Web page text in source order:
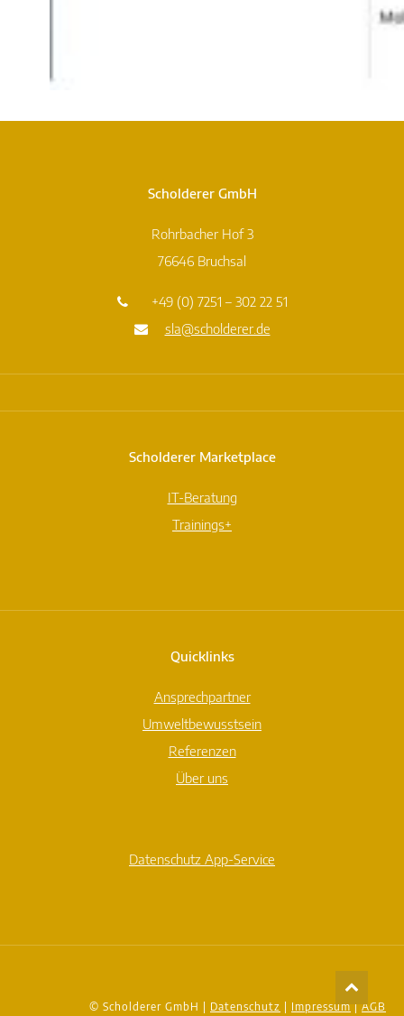
Scholderer GmbH
Rohrbacher Hof 3
76646 Bruchsal
+49 (0) 7251 – 302 22 51
sla@scholderer.de
Scholderer Marketplace
IT-Beratung
Trainings+
Quicklinks
Ansprechpartner
Umweltbewusstsein
Referenzen
Über uns
Datenschutz App-Service
© Scholderer GmbH | Datenschutz Impressum | AGB